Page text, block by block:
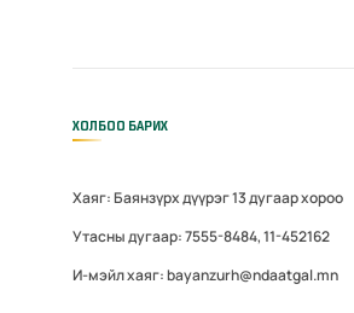
ХОЛБОО БАРИХ
Хаяг: Баянзүрх дүүрэг 13 дугаар хороо
Утасны дугаар: 7555-8484, 11-452162
И-мэйл хаяг: bayanzurh@ndaatgal.mn